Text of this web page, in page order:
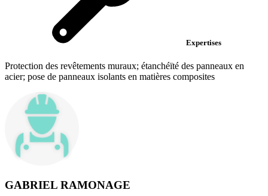
Expertises
Protection des revêtements muraux; étanchéïté des panneaux en
acier; pose de panneaux isolants en matières composites
GABRIEL RAMONAGE